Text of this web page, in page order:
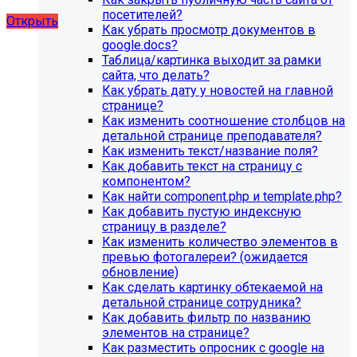
художественной школы, SIMAI: Сайт школы
Открыть
посетителей?
Как убрать просмотр документов в
google.docs?
Таблица/картинка выходит за рамки
сайта, что делать?
Как убрать дату у новостей на главной
странице?
Как изменить соотношение столбцов на
детальной странице преподавателя?
Как изменить текст/название поля?
Как добавить текст на страницу с
компонентом?
Как найти component.php и template.php?
Как добавить пустую индексную
страницу в разделе?
Как изменить количество элементов в
превью фотогалереи? (ожидается
обновление)
Как сделать картинку обтекаемой на
детальной странице сотрудника?
Как добавить фильтр по названию
элементов на странице?
Как разместить опросник с google на